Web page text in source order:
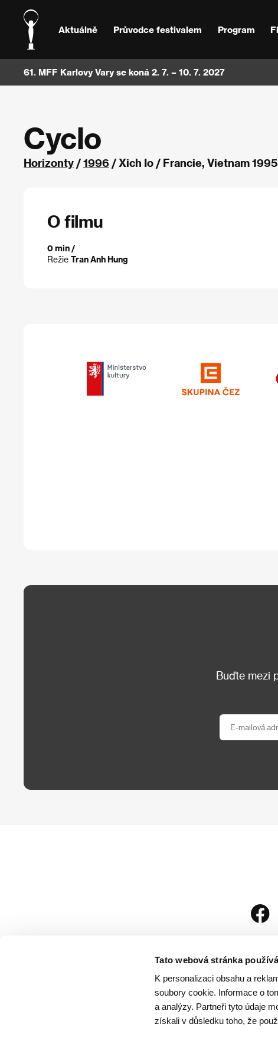
Tato webová stránka
K personalizaci obsahu a
soubory cookie. Informace o
a analýzy. Partneři tyto údaje
získali v důsledku toho, že
Aktuálně Průvodce festivalem Program
61. MFF Karlovy Vary se koná 2. 7. – 10. 7. 2027
Cyclo
Horizonty /1996 / Xich Io / Francie, Vietnam 1995
O filmu
0 min /
Režie Tran Anh Hung
Buďte mezi
je